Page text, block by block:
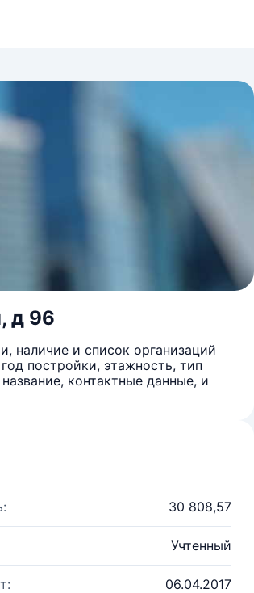
д 96
наличие и список организаций
постройки, этажность, тип
контактные данные, и
30 808,57
Учтенный
06.04.2017